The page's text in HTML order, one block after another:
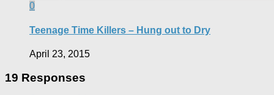
0
Teenage Time Killers – Hung out to Dry
April 23, 2015
19 Responses